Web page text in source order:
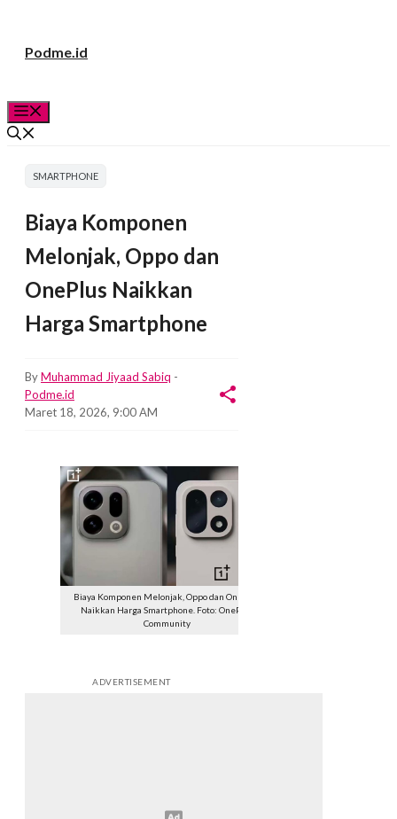
Podme.id
SMARTPHONE
Biaya Komponen
Melonjak, Oppo dan
OnePlus Naikkan
Harga Smartphone
ByMuhammad Jiyaad Sabiq -
Podme.id
Maret 18, 2026, 9:00 AM
Biaya Komponen Melonjak, Oppo dan OnePlus
Naikkan Harga Smartphone. Foto: OnePlus
Community
ADVERTISEMENT